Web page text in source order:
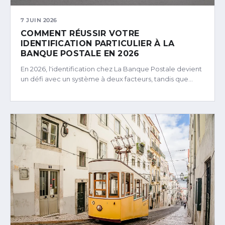
7 JUIN 2026
COMMENT RÉUSSIR VOTRE
IDENTIFICATION PARTICULIER À LA
BANQUE POSTALE EN 2026
En 2026, l'identification chez La Banque Postale devient
un défi avec un système à deux facteurs, tandis que…